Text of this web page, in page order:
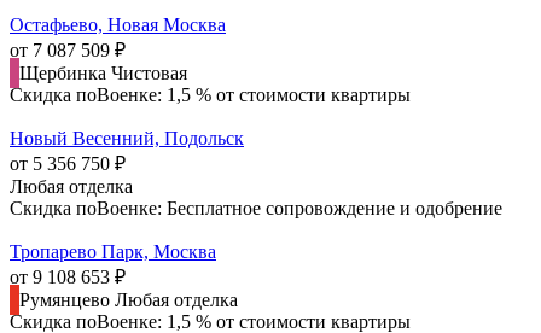
Остафьево, Новая Москва
от 7 087 509 ₽
Щербинка Чистовая
Скидка поВоенке: 1,5 % от стоимости квартиры
Новый Весенний, Подольск
от 5 356 750 ₽
Любая отделка
Скидка поВоенке: Бесплатное сопровождение и одобрение
Тропарево Парк, Москва
от 9 108 653 ₽
Румянцево Любая отделка
Скидка поВоенке: 1,5 % от стоимости квартиры